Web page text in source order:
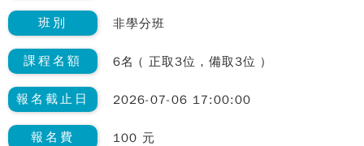
班別 非學分班
課程名額 6名 ( 正取3位，備取3位 )
報名截止日 2026-07-06 17:00:00
報名費 100 元